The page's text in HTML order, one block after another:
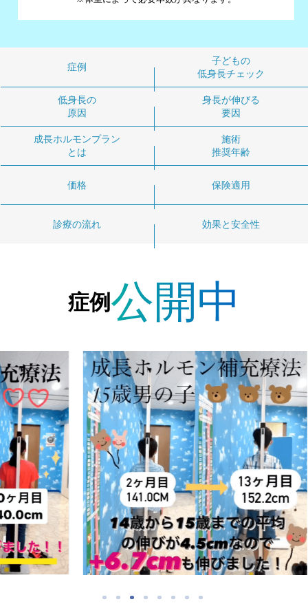
症例
子どもの
低身長チェック
低身長の
原因
身長が伸びる
要因
成長ホルモンプラン
とは
施術
推奨年齢
価格 保険適用
診療の流れ 効果と安全性
症例公開中